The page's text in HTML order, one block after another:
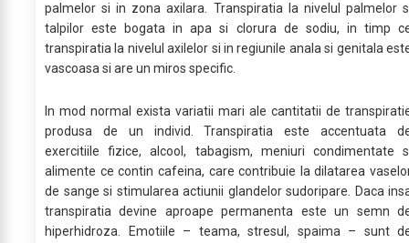
palmelor si in zona axilara. Transpiratia la nivelul palmelor
talpilor este bogata in apa si clorura de sodiu, in timp
transpiratia la nivelul axilelor si in regiunile anala si genitala
vascoasa si are un miros specific.
In mod normal exista variatii mari ale cantitatii de
produsa de un individ. Transpiratia este accentuata
exercitiile fizice, alcool, tabagism, meniuri condimentate
alimente ce contin cafeina, care contribuie la dilatarea
de sange si stimularea actiunii glandelor sudoripare. Daca
transpiratia devine aproape permanenta este un semn
hiperhidroza. Emotiile – teama, stresul, spaima – sunt